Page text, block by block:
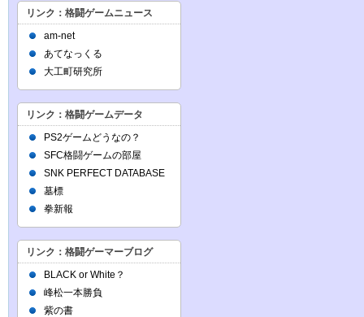
リンク：格闘ゲームニュース
am-net
あてなっくる
大工町研究所
リンク：格闘ゲームデータ
PS2ゲームどうなの？
SFC格闘ゲームの部屋
SNK PERFECT DATABASE
墓標
拳新報
リンク：格闘ゲーマーブログ
BLACK or White？
峰松一本勝負
紫の書